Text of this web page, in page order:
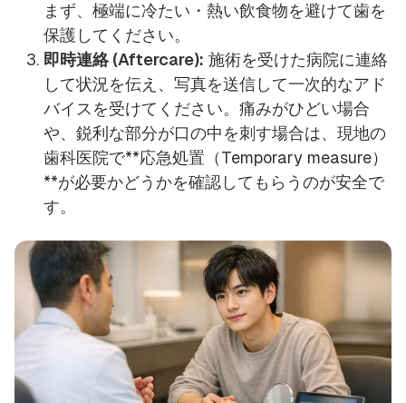
まず、極端に冷たい・熱い飲食物を避けて歯を
保護してください。
即時連絡 (Aftercare): 施術を受けた病院に連絡
して状況を伝え、写真を送信して一次的なアド
バイスを受けてください。痛みがひどい場合
や、鋭利な部分が口の中を刺す場合は、現地の
歯科医院で**応急処置（Temporary measure）
**が必要かどうかを確認してもらうのが安全で
す。